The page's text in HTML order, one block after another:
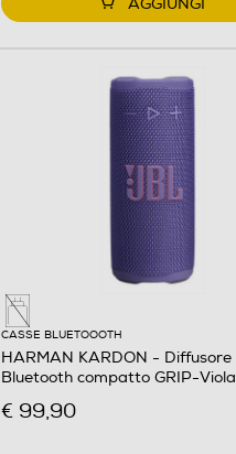
AGGIUNGI
CASSE BLUETOOOTH
HARMAN KARDON - Diffusore
Bluetooth compatto GRIP-Viola
€ 99,90